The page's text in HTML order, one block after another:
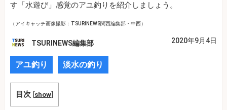
す「水遊び」感覚のアユ釣りを紹介しましょう。
（アイキャッチ画像撮影：TSURINEWS関西編集部・中西）
TSURINEWS編集部 2020年9月4日
アユ釣り 淡水の釣り
目次 [show]